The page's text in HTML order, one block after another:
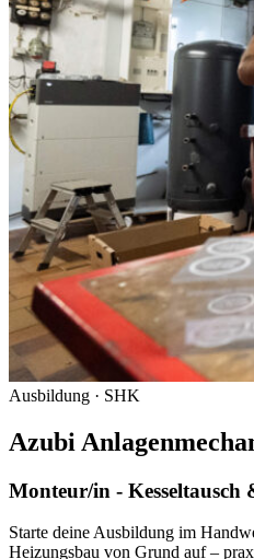
Ausbildung · SHK
Azubi
Monteur/in -
Starte deine Ausbildung im
Heizungsbau von Grund auf –